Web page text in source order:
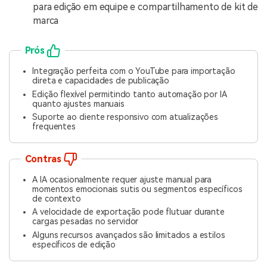
para edição em equipe e compartilhamento de kit de
marca
Prós
Integração perfeita com o YouTube para importação
direta e capacidades de publicação
Edição flexível permitindo tanto automação por IA
quanto ajustes manuais
Suporte ao cliente responsivo com atualizações
frequentes
Contras
A IA ocasionalmente requer ajuste manual para
momentos emocionais sutis ou segmentos específicos
de contexto
A velocidade de exportação pode flutuar durante
cargas pesadas no servidor
Alguns recursos avançados são limitados a estilos
específicos de edição